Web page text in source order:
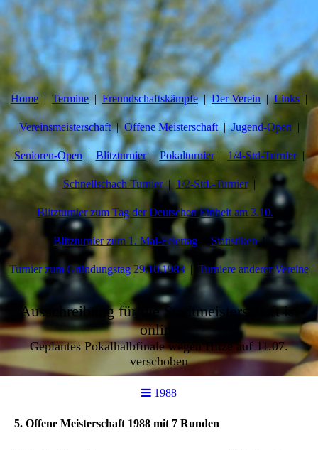
Home Termine Freundschaftskämpfe Der Verein Links
Vereinsmeisterschaft Offene Meisterschaft Jugend-Open
Senioren-Open Blitzturnier Pokalturnier 1/4-Std-Turnier
Schnellschach Turnier 1/2-Std.-Turnier
Blitzturnier zum Tag der Deutschen Einheit am 3.10.
Blitzturnier zum 1. Mai-Feiertag Statistiken
Turnier zum Gründungstag 29.10.1983 Turniere anderer Vereine
Ausschreibung für die Stadtmeisterschaft ist
online
Geplantes Pokalhalbfinale wegen Hitze auf 11.07.
verschoben
1988
5. Offene Meisterschaft 1988 mit 7 Runden